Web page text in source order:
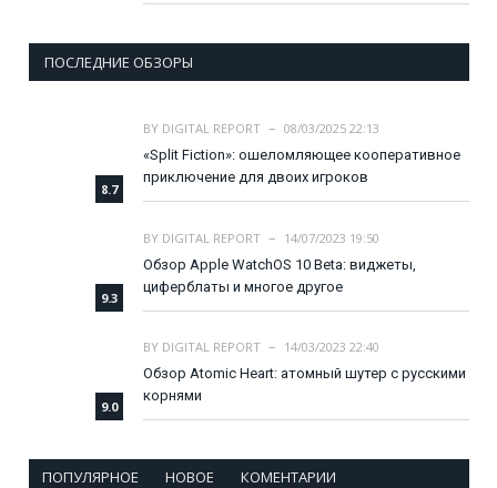
ПОСЛЕДНИЕ ОБЗОРЫ
8.7
BY DIGITAL REPORT
08/03/2025 22:13
«Split Fiction»: ошеломляющее кооперативное
приключение для двоих игроков
9.3
BY DIGITAL REPORT
14/07/2023 19:50
Обзор Apple WatchOS 10 Beta: виджеты,
циферблаты и многое другое
9.0
BY DIGITAL REPORT
14/03/2023 22:40
Обзор Atomic Heart: атомный шутер с русскими
корнями
ПОПУЛЯРНОЕ НОВОЕ КОМЕНТАРИИ